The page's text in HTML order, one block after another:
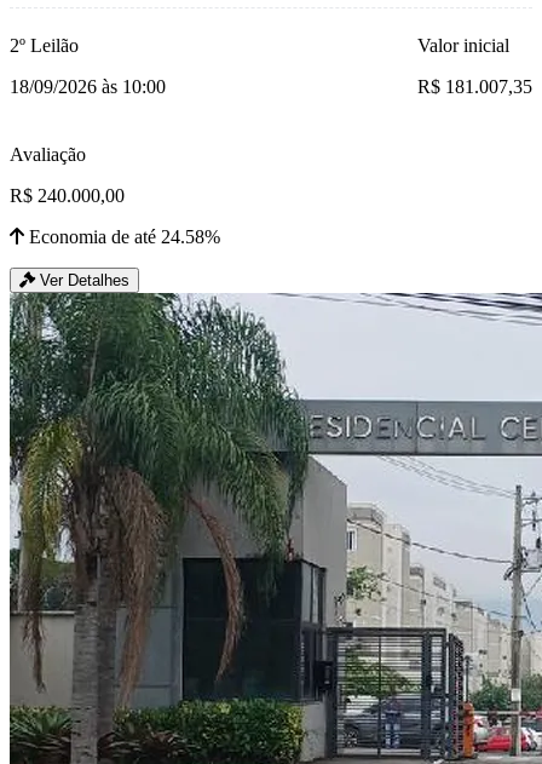
2º Leilão
18/09/2026 às 10:00
Valor inicial
R$ 181.007,35
Avaliação
R$ 240.000,00
Economia de até 24.58%
Ver Detalhes